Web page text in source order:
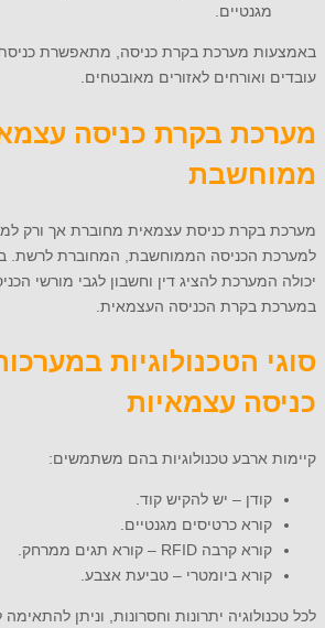
מגנטיים.
באמצעות מערכת בקרת כניסה, מתאפשרת
עובדים ואורחים לאזורים מאובטחים.
מערכת בקרת כניסה
ממוחשבת
מערכת בקרת כניסת עצמאית מחוברת אך ורק
למערכת הכניסה הממוחשבת, המחוברת לרשת.
יכולה המערכת להציג דין וחשבון לגבי מורשי
במערכת בקרת הכניסה העצמאית.
סוגי הטכנולוגיות
כניסה עצמאיות
קיימות ארבע טכנולוגיות בהם משתמשים:
קודן – יש להקיש קוד.
קורא כרטיסים מגנטיים.
קורא קרבה RFID – קורא תגים ממרחק.
קורא ביומטרי – טביעת אצבע.
לכל טכנולוגיה יתרונות וחסרונות, וניתן